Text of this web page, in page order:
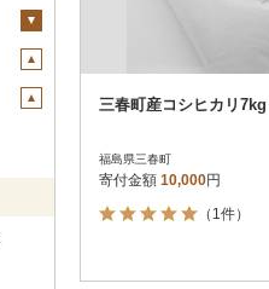
三春町産コシヒカリ7kg
福島県三春町
寄付金額 10,000円
（1件）